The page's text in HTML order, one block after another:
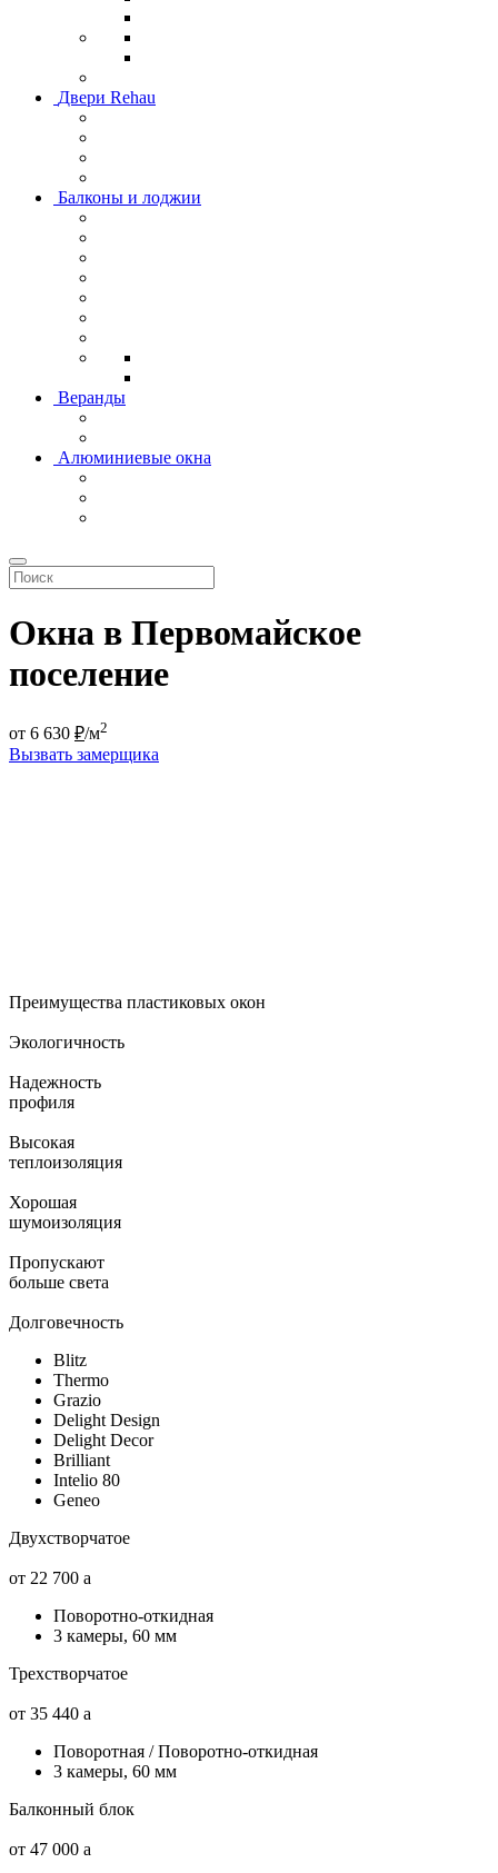
Двери Rehau
Балконы и лоджии
Веранды
Алюминиевые окна
Окна в Первомайское
поселение
от 6 630 ₽/м2
Вызвать замерщика
Преимущества пластиковых окон
Экологичность
Надежность
профиля
Высокая
теплоизоляция
Хорошая
шумоизоляция
Пропускают
больше света
Долговечность
Blitz
Thermo
Grazio
Delight Design
Delight Decor
Brilliant
Intelio 80
Geneo
Двухстворчатое
от 22 700 a
Поворотно-откидная
3 камеры, 60 мм
Трехстворчатое
от 35 440 a
Поворотная / Поворотно-откидная
3 камеры, 60 мм
Балконный блок
от 47 000 a